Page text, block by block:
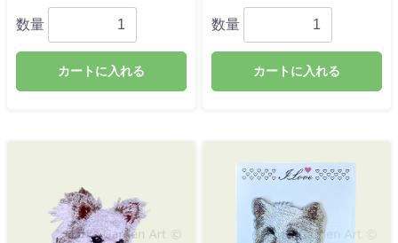
数量
カートに入れる
数量
カートに入れる